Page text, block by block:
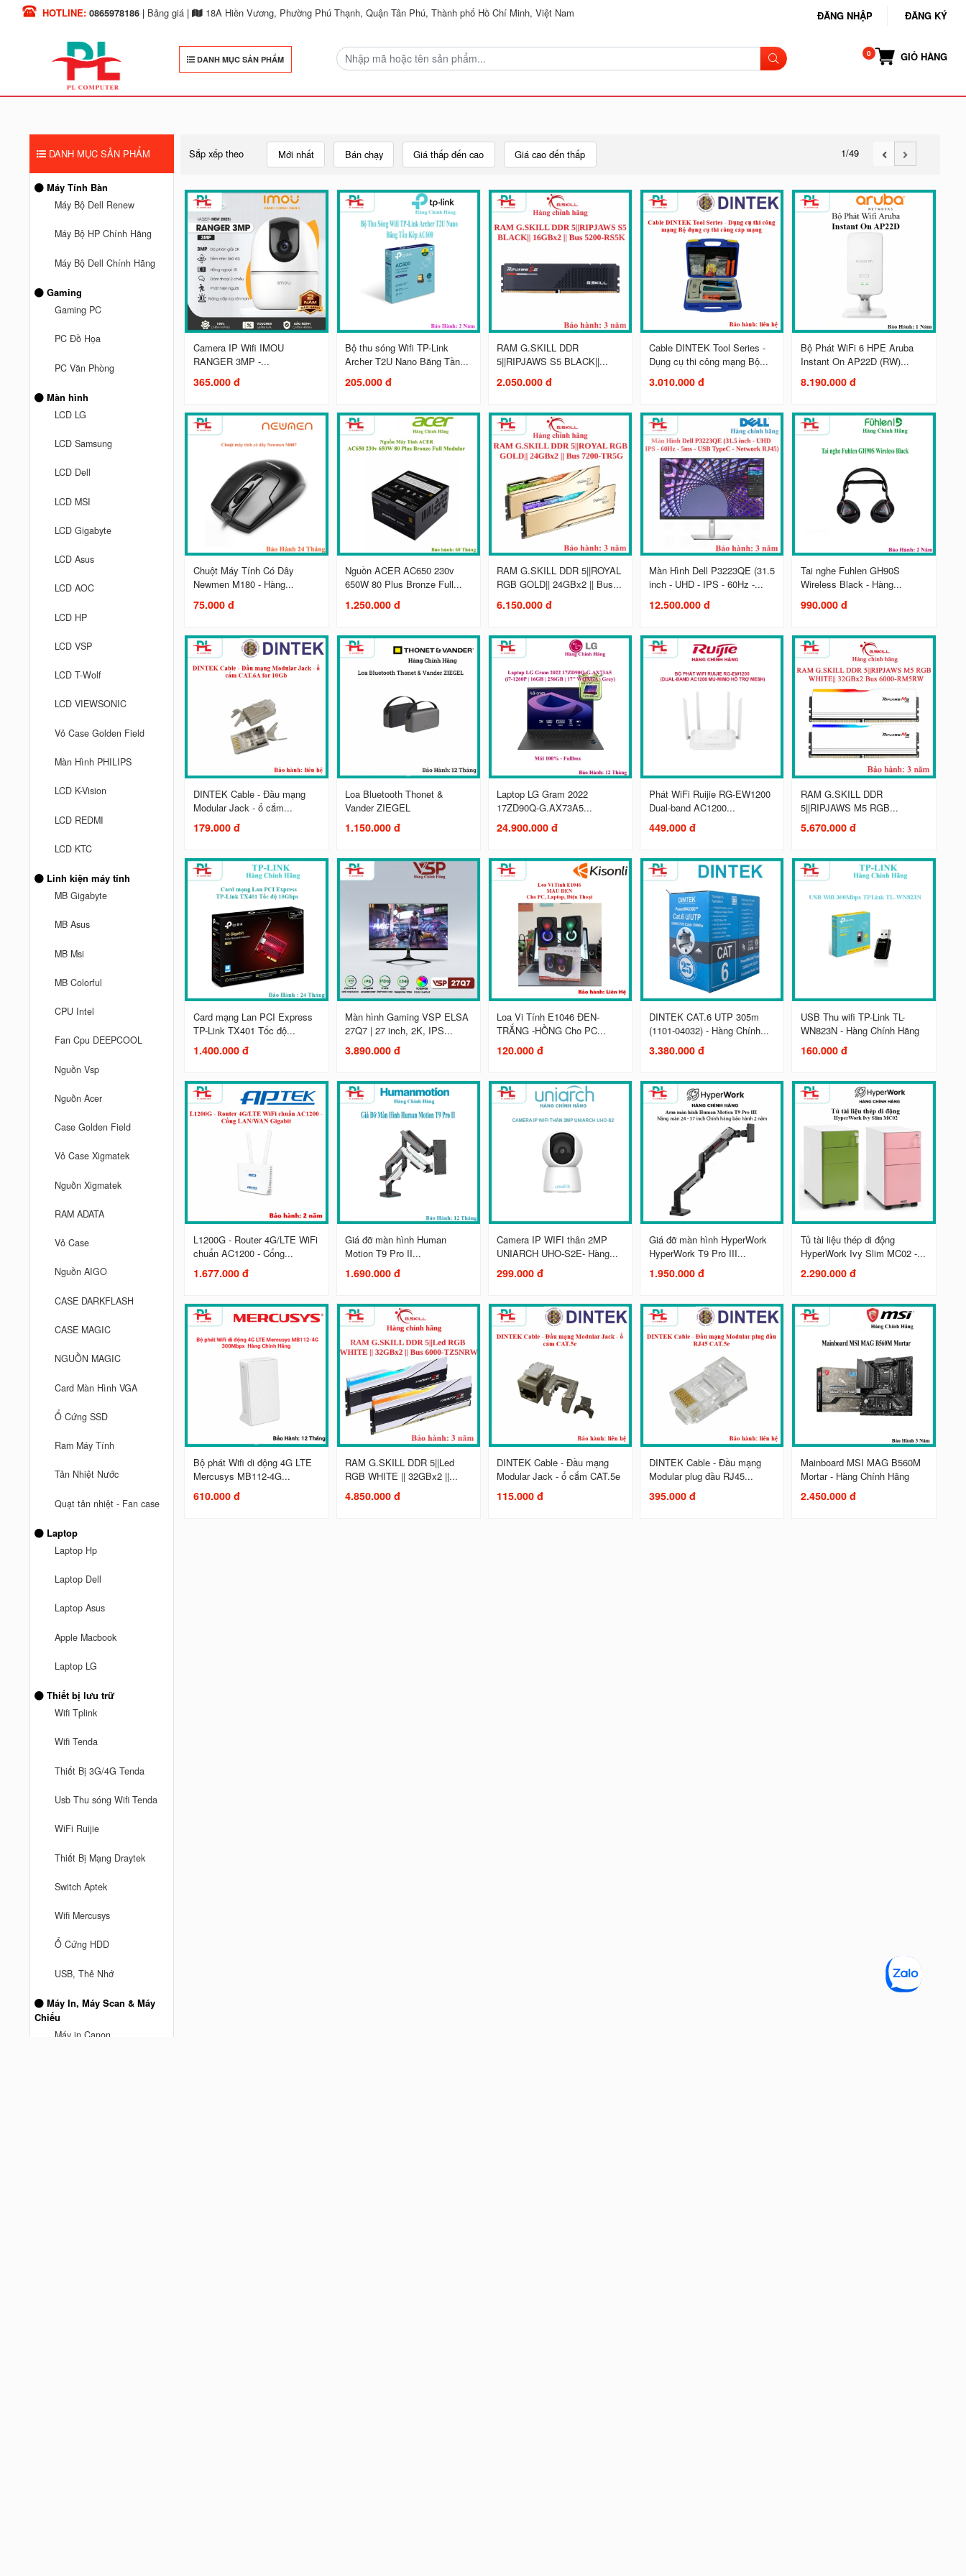
HOTLINE: 0865978186| Bảng giá| 18A Hiền Vương, Phường Phú Thạnh, Quận Tân Phú, Thành phố Hồ Chí Minh, Việt Nam ĐĂNG NHẬP ĐĂNG KÝ
DANH MỤC SẢN PHẨM GIỎ HÀNG
Minh
vừa mua
Mesh Wifi TPLink DECO M5 3
hãng
DANH MỤC SẢN PHẨM
Máy Tính Bàn
Máy Bộ Dell Renew
Máy Bộ HP Chính Hãng
Máy Bộ Dell Chính Hãng
Gaming
Gaming PC
PC Đồ Họa
PC Văn Phòng
Màn hình
LCD LG
LCD Samsung
LCD Dell
LCD MSI
LCD Gigabyte
LCD Asus
LCD AOC
LCD HP
LCD VSP
LCD T-Wolf
LCD VIEWSONIC
Vỏ Case Golden Field
Màn Hình PHILIPS
LCD K-Vision
LCD REDMI
LCD KTC
Linh kiện máy tính
MB Gigabyte
MB Asus
MB Msi
MB Colorful
CPU Intel
Fan Cpu DEEPCOOL
Nguồn Vsp
Nguồn Acer
Case Golden Field
Vỏ Case Xigmatek
Nguồn Xigmatek
RAM ADATA
Vỏ Case
Nguồn AIGO
CASE DARKFLASH
CASE MAGIC
NGUỒN MAGIC
Card Màn Hình VGA
Ổ Cứng SSD
Ram Máy Tính
Tản Nhiệt Nước
Quạt tản nhiệt - Fan case
Laptop
Laptop Hp
Laptop Dell
Laptop Asus
Apple Macbook
Laptop LG
Thiết bị lưu trữ
Wifi Tplink
Wifi Tenda
Thiết Bị 3G/4G Tenda
Usb Thu sóng Wifi Tenda
WiFi Ruijie
Thiết Bị Mạng Draytek
Switch Aptek
Wifi Mercusys
Ổ Cứng HDD
USB, Thẻ Nhớ
Máy In, Máy Scan & Máy
Chiếu
Máy in Canon
Sắp xếp theo Mới nhất Bán chạy Giá thấp đến cao Giá cao đến thấp 1/49
Camera IP Wifi IMOU
RANGER 3MP -...
365.000 đ
Bộ thu sóng Wifi TP-Link
Archer T2U Nano Băng Tần...
205.000 đ
RAM G.SKILL DDR
5||RIPJAWS S5 BLACK||...
2.050.000 đ
Cable DINTEK Tool Series -
Dụng cụ thi công mạng Bộ...
3.010.000 đ
Bộ Phát WiFi 6 HPE Aruba
Instant On AP22D (RW)...
8.190.000 đ
Chuột Máy Tính Có Dây
Newmen M180 - Hàng...
75.000 đ
Nguồn ACER AC650 230v
650W 80 Plus Bronze Full...
1.250.000 đ
RAM G.SKILL DDR 5||ROYAL
RGB GOLD|| 24GBx2 || Bus...
6.150.000 đ
Màn Hình Dell P3223QE (31.5
inch - UHD - IPS - 60Hz -...
12.500.000 đ
Tai nghe Fuhlen GH90S
Wireless Black - Hàng...
990.000 đ
DINTEK Cable - Đầu mạng
Modular Jack - ổ cắm...
179.000 đ
Loa Bluetooth Thonet &
Vander ZIEGEL
1.150.000 đ
Laptop LG Gram 2022
17ZD90Q-G.AX73A5...
24.900.000 đ
Phát WiFi Ruijie RG-EW1200
Dual-band AC1200...
449.000 đ
RAM G.SKILL DDR
5||RIPJAWS M5 RGB...
5.670.000 đ
Card mạng Lan PCI Express
TP-Link TX401 Tốc độ...
1.400.000 đ
Màn hình Gaming VSP ELSA
27Q7 | 27 inch, 2K, IPS...
3.890.000 đ
Loa Vi Tính E1046 ĐEN-
TRẮNG -HỒNG Cho PC...
120.000 đ
DINTEK CAT.6 UTP 305m
(1101-04032) - Hàng Chính...
3.380.000 đ
USB Thu wifi TP-Link TL-
WN823N - Hàng Chính Hãng
160.000 đ
L1200G - Router 4G/LTE WiFi
chuẩn AC1200 - Cổng...
1.677.000 đ
Giá đỡ màn hình Human
Motion T9 Pro II...
1.690.000 đ
Camera IP WIFI thân 2MP
UNIARCH UHO-S2E- Hàng...
299.000 đ
Giá đỡ màn hình HyperWork
HyperWork T9 Pro III...
1.950.000 đ
Tủ tài liệu thép di động
HyperWork Ivy Slim MC02 -...
2.290.000 đ
Bộ phát Wifi di động 4G LTE
Mercusys MB112-4G...
610.000 đ
RAM G.SKILL DDR 5||Led
RGB WHITE || 32GBx2 ||...
4.850.000 đ
DINTEK Cable - Đầu mạng
Modular Jack - ổ cắm CAT.5e
115.000 đ
DINTEK Cable - Đầu mạng
Modular plug đầu RJ45...
395.000 đ
Mainboard MSI MAG B560M
Mortar - Hàng Chính Hãng
2.450.000 đ